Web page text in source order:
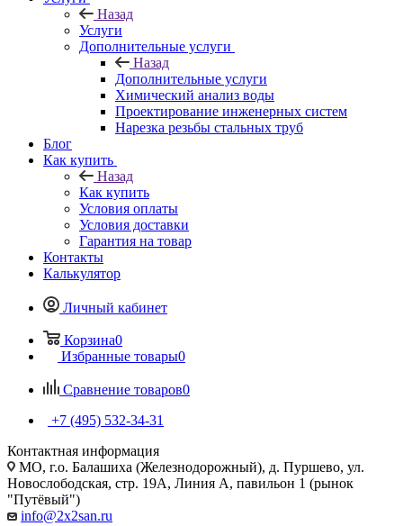
Назад
Услуги
Дополнительные услуги
Назад
Дополнительные услуги
Химический анализ воды
Проектирование инженерных систем
Нарезка резьбы стальных труб
Блог
Как купить
Назад
Как купить
Условия оплаты
Условия доставки
Гарантия на товар
Контакты
Калькулятор
Личный кабинет
Корзина0
Избранные товары0
Сравнение товаров0
+7 (495) 532‑34‑31
Контактная информация
МО, г.о. Балашиха (Железнодорожный), д. Пуршево, ул.
Новослободская, стр. 19А, Линия А, павильон 1 (рынок
"Путёвый")
info@2x2san.ru